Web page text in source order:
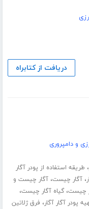
دریافت از کتابراه
و دامپروری
، طریقه استفاده از پودر آگار
،آگار چیست،آگار چیست و
چیست،گیاه آگار چیست،
پودر آگار آگار، فرق ژلاتین